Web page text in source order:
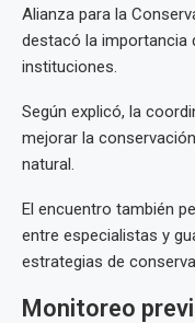
Alianza para la
destacó la importancia
instituciones.
Según explicó, la
mejorar la
natural.
El encuentro también
entre especialistas y
estrategias de
Monitoreo